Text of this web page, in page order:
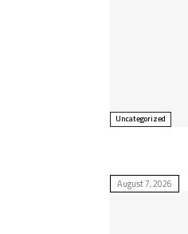
Uncategorized
August 7, 2026